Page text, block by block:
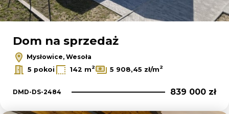
Dom na sprzedaż
Mysłowice, Wesoła
5 pokoi
142 m2 5 908,45 zł/m2
DMD-DS-2484 839 000 zł